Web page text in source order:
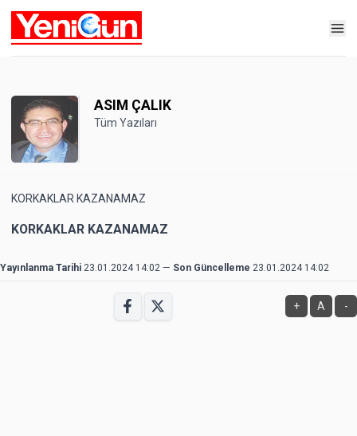
ASIM ÇALIK
Tüm Yazıları
KORKAKLAR KAZANAMAZ
KORKAKLAR KAZANAMAZ
Yayınlanma Tarihi 23.01.2024 14:02 — Son Güncelleme 23.01.2024 14:02
+ A -